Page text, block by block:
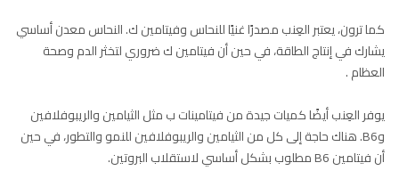
كما ترون، يعتبر العِنب مصدرًا غنيًا للنحاس وفيتامين ك. النحاس معدن أساسي
يشارك في إنتاج الطاقة، في حين أن فيتامين ك ضروري لتخثر الدم وصحة
العظام .
يوفر العِنب أيضًا كميات جيدة من فيتامينات ب مثل الثيامين والريبوفلافين
وB6. هناك حاجة إلى كل من الثيامين والريبوفلافين للنمو والتطور، في حين
أن فيتامين B6 مطلوب بشكل أساسي لاستقلاب البروتين.